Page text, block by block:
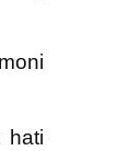
hati